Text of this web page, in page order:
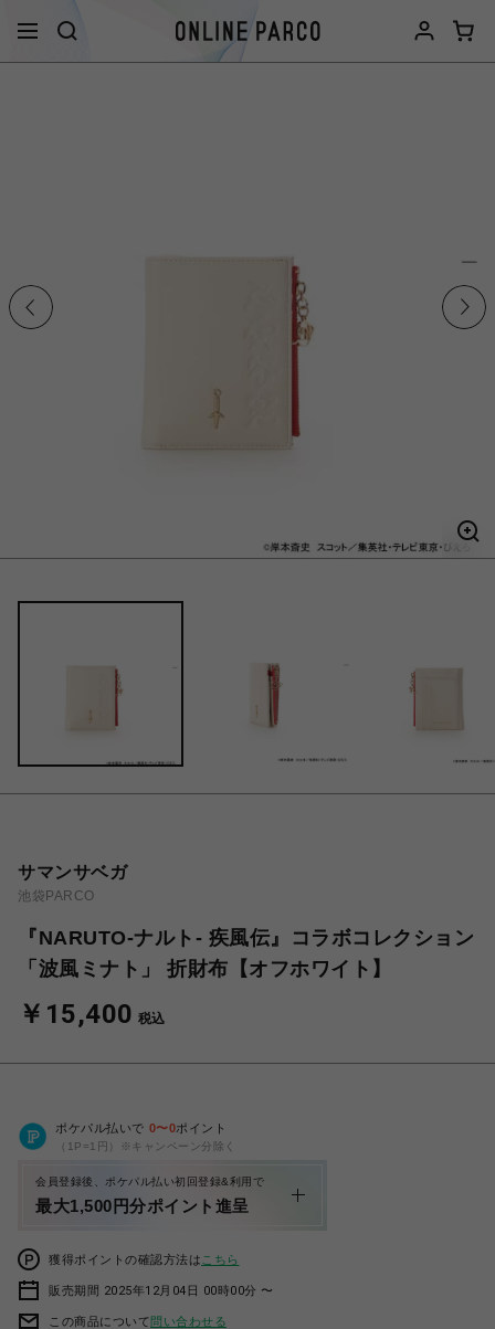
サマンサベガ
池袋PARCO
『NARUTO-ナルト- 疾風伝』コラボコレクション
「波風ミナト」 折財布【オフホワイト】
￥15,400 税込
ポケパル払いで 0〜0ポイント
（1P=1円）※キャンペーン分除く
会員登録後、ポケパル払い初回登録&利用で
最大1,500円分ポイント進呈
獲得ポイントの確認方法は こちら
販売期間 2025年12月04日 00時00分 〜
この商品について問い合わせる